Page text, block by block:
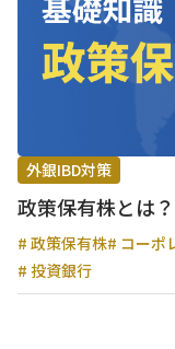
外銀IBD対策
政策保有株とは
# 政策保有株# コーポ
# 投資銀行